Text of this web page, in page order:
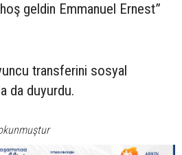
hoş geldin Emmanuel Ernest”
transferini sosyal
da duyurdu.